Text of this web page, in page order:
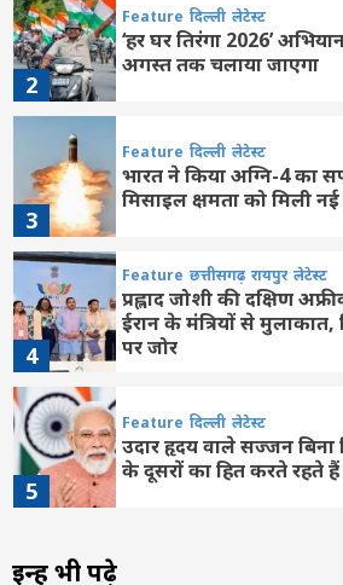
2
Feature दिल्ली लेटेस्ट
‘हर घर तिरंगा 2026’
अगस्त तक चलाया जाएगा
3
Feature दिल्ली लेटेस्ट
भारत ने किया अग्नि-4 का
मिसाइल क्षमता को मिली
4
Feature छत्तीसगढ़ रायपुर लेटेस्ट
प्रह्लाद जोशी की दक्षिण
ईरान के मंत्रियों से मुलाकात,
पर जोर
5
Feature दिल्ली लेटेस्ट
उदार हृदय वाले सज्जन बिना
के दूसरों का हित करते रहते हैं
इन्हें भी पढ़े